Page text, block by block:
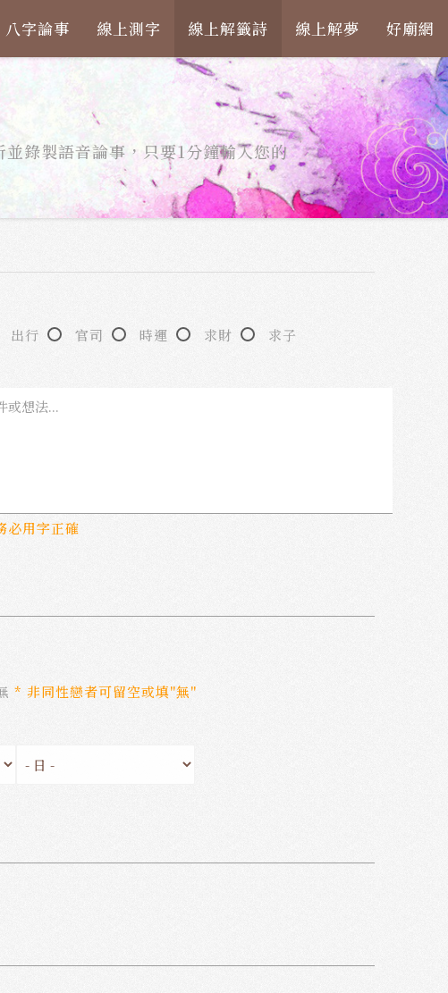
八字論事 線上測字 線上解籤詩 線上解夢 好廟網
錄製語音論事，只要1分鐘輸入您的
出行 官司 時運 求財 求子
必用字正確
* 非同性戀者可留空或填"無"